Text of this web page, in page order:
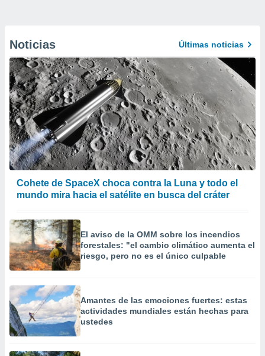
Noticias Últimas noticias
Cohete de SpaceX choca contra la Luna y todo el
mundo mira hacia el satélite en busca del cráter
El aviso de la OMM sobre los incendios
forestales: "el cambio climático aumenta el
riesgo, pero no es el único culpable
Amantes de las emociones fuertes: estas
actividades mundiales están hechas para
ustedes